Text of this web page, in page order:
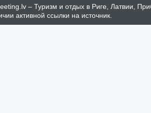
– Туризм и отдых в Риге, Латвии,
активной ссылки на источник.